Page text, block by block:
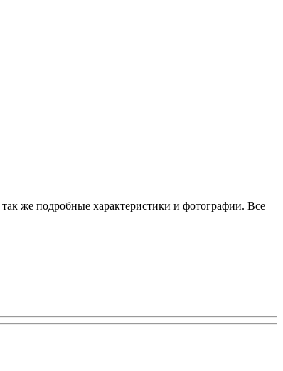
же подробные характеристики и фотографии. Все